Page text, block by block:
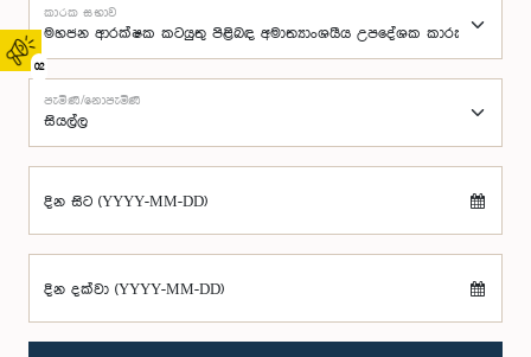
02
කාරක සභාව
පැමිණි/නොපැමිණි
දින සිට (YYYY-MM-DD)
දින දක්වා (YYYY-MM-DD)